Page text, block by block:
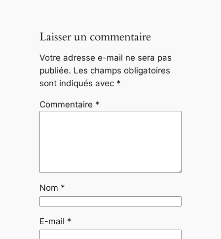
Laisser un commentaire
Votre adresse e-mail ne sera pas
publiée. Les champs obligatoires
sont indiqués avec *
Commentaire *
Nom *
E-mail *